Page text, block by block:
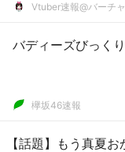
Vtuber速報@バーチ
バディーズびっく
欅坂46速報
【話題】もう真夏